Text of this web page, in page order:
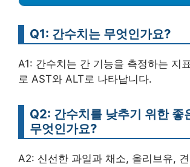
Q1: 간수치는 무엇인가요?
A1: 간수치는 간 기능을 측정하는 지
로 AST와 ALT로 나타납니다.
Q2: 간수치를 낮추기 위한 좋
무엇인가요?
A2: 신선한 과일과 채소, 올리브유,